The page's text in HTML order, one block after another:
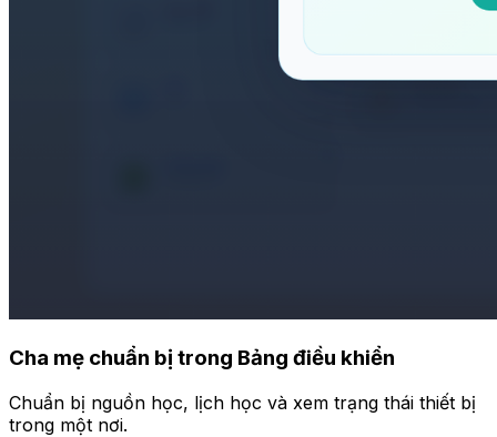
Cha mẹ chuẩn bị trong Bảng điều khiển
Chuẩn bị nguồn học, lịch học và xem trạng thái thiết bị
trong một nơi.